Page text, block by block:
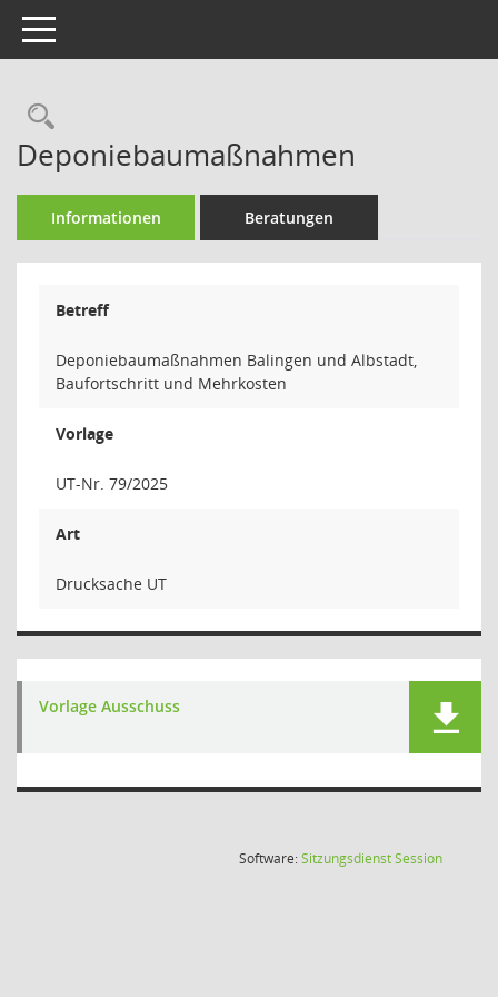
Toggle navigation
Rechercheauswahl
Deponiebaumaßnahmen
Informationen Beratungen
Betreff
Deponiebaumaßnahmen Balingen und Albstadt,
Baufortschritt und Mehrkosten
Vorlage
UT-Nr. 79/2025
Art
Drucksache UT
Vorlage Ausschuss
Software:SitzungsdienstSession(Wird in